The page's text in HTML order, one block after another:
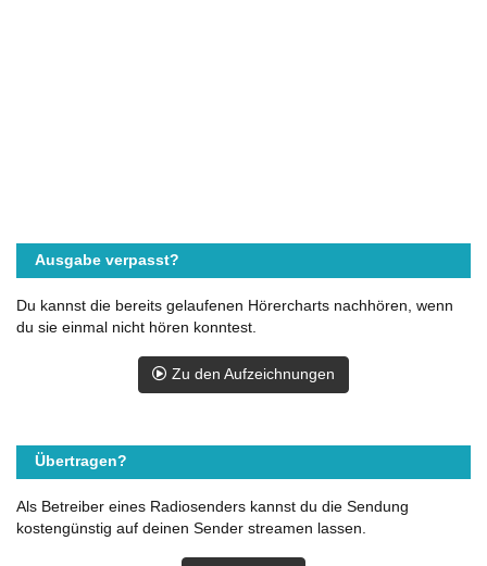
Ausgabe verpasst?
Du kannst die bereits gelaufenen Hörercharts nachhören, wenn
du sie einmal nicht hören konntest.
Zu den Aufzeichnungen
Übertragen?
Als Betreiber eines Radiosenders kannst du die Sendung
kostengünstig auf deinen Sender streamen lassen.